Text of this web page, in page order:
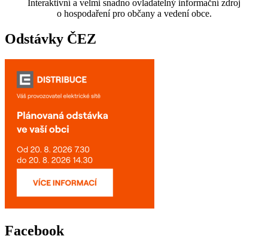
Interaktivní a velmi snadno ovladatelný informační zdroj
o hospodaření pro občany a vedení obce.
Odstávky ČEZ
Facebook